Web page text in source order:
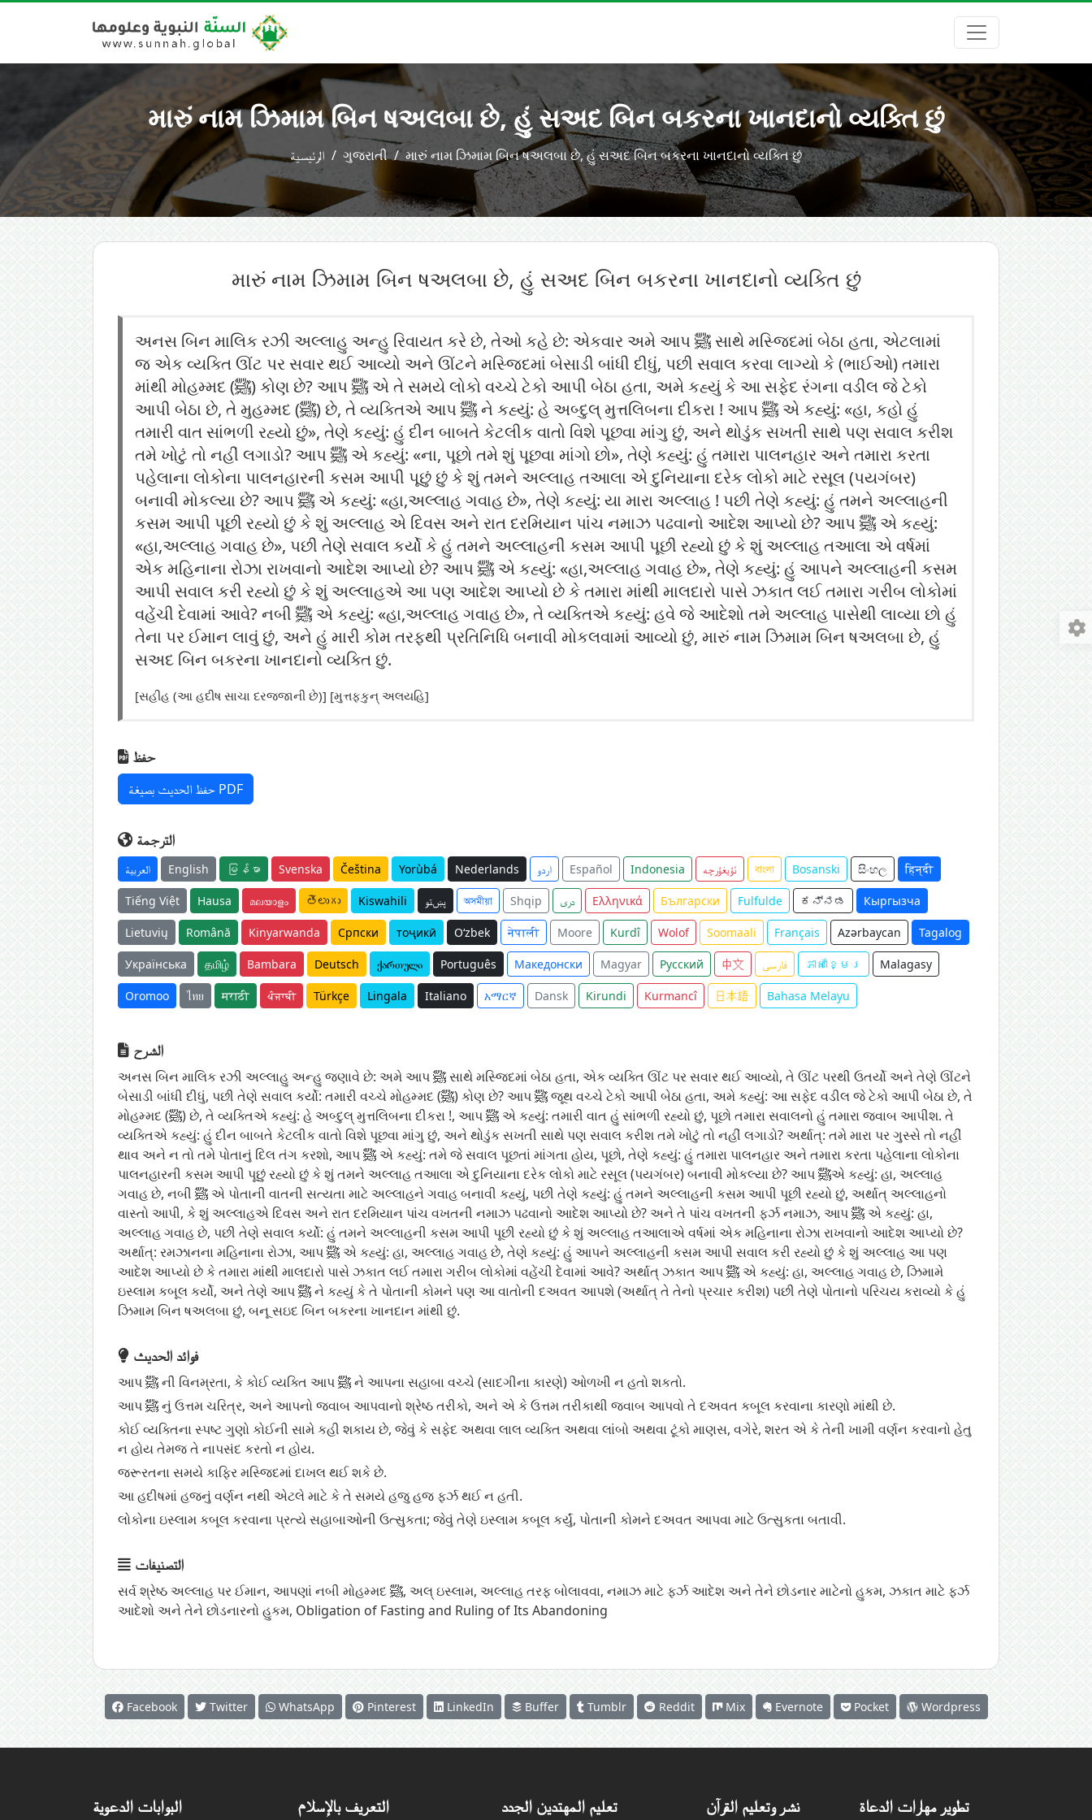
મારું નામ ઝિમામ બિન ષઅલબા છે, હું સઅદ બિન બકરના ખાનદાનો વ્યક્તિ છું
الرئيسية ગુજરાતી મારું નામ ઝિમામ બિન ષઅલબા છે, હું સઅદ બિન બકરના ખાનદાનો વ્યક્તિ છું
મારું નામ ઝિમામ બિન ષઅલબા છે, હું સઅદ બિન બકરના ખાનદાનો વ્યક્તિ છું
અનસ બિન માલિક રઝી અલ્લાહુ અન્હુ રિવાયત કરે છે, તેઓ કહે છે: એકવાર અમે આપ ﷺ સાથે મસ્જિદમાં બેઠા હતા, એટલામાં
જ એક વ્યક્તિ ઊંટ પર સવાર થઈ આવ્યો અને ઊંટને મસ્જિદમાં બેસાડી બાંધી દીધું, પછી સવાલ કરવા લાગ્યો કે (ભાઈઓ) તમારા
માંથી મોહમ્મદ (ﷺ) કોણ છે? આપ ﷺ એ તે સમયે લોકો વચ્ચે ટેકો આપી બેઠા હતા, અમે કહ્યું કે આ સફેદ રંગના વડીલ જે ટેકો
આપી બેઠા છે, તે મુહમ્મદ (ﷺ) છે, તે વ્યક્તિએ આપ ﷺ ને કહ્યું: હે અબ્દુલ્ મુત્તલિબના દીકરા ! આપ ﷺ એ કહ્યું: «હા, કહો હું
તમારી વાત સાંભળી રહ્યો છું», તેણે કહ્યું: હું દીન બાબતે કેટલીક વાતો વિશે પૂછવા માંગુ છું, અને થોડુંક સખતી સાથે પણ સવાલ કરીશ
તમે ખોટું તો નહીં લગાડો? આપ ﷺ એ કહ્યું: «ના, પૂછો તમે શું પૂછવા માંગો છો», તેણે કહ્યું: હું તમારા પાલનહાર અને તમારા કરતા
પહેલાના લોકોના પાલનહારની કસમ આપી પૂછું છું કે શું તમને અલ્લાહ તઆલા એ દુનિયાના દરેક લોકો માટે રસૂલ (પયગંબર)
બનાવી મોકલ્યા છે? આપ ﷺ એ કહ્યું: «હા,અલ્લાહ ગવાહ છે», તેણે કહ્યું: યા મારા અલ્લાહ ! પછી તેણે કહ્યું: હું તમને અલ્લાહની
કસમ આપી પૂછી રહ્યો છું કે શું અલ્લાહ એ દિવસ અને રાત દરમિયાન પાંચ નમાઝ પઢવાનો આદેશ આપ્યો છે? આપ ﷺ એ કહ્યું:
«હા,અલ્લાહ ગવાહ છે», પછી તેણે સવાલ કર્યો કે હું તમને અલ્લાહની કસમ આપી પૂછી રહ્યો છું કે શું અલ્લાહ તઆલા એ વર્ષમાં
એક મહિનાના રોઝા રાખવાનો આદેશ આપ્યો છે? આપ ﷺ એ કહ્યું: «હા,અલ્લાહ ગવાહ છે», તેણે કહ્યું: હું આપને અલ્લાહની કસમ
આપી સવાલ કરી રહ્યો છું કે શું અલ્લાહએ આ પણ આદેશ આપ્યો છે કે તમારા માંથી માલદારો પાસે ઝકાત લઈ તમારા ગરીબ લોકોમાં
વહેંચી દેવામાં આવે? નબી ﷺ એ કહ્યું: «હા,અલ્લાહ ગવાહ છે», તે વ્યક્તિએ કહ્યું: હવે જે આદેશો તમે અલ્લાહ પાસેથી લાવ્યા છો હું
તેના પર ઈમાન લાવું છું, અને હું મારી કોમ તરફથી પ્રતિનિધિ બનાવી મોકલવામાં આવ્યો છું, મારું નામ ઝિમામ બિન ષઅલબા છે, હું
સઅદ બિન બકરના ખાનદાનો વ્યક્તિ છું.
[સહીહ (આ હદીષ સાચા દરજજાની છે)] [મુત્તફકુન્ અલયહિ]
حفظ
حفظ الحديث بصيغة PDF
الترجمة
العربية English မြန်မာ Svenska Čeština Yorùbá Nederlands اردو Español Indonesia ئۇيغۇرچە বাংলা Bosanski සිංහල हिन्दी
Tiếng Việt Hausa മലയാളം తెలుగు Kiswahili پښتو অসমীয়া Shqip دری Ελληνικά Български Fulfulde ಕನ್ನಡ Кыргызча
Lietuvių Română Kinyarwanda Српски тоҷикӣ O‘zbek नेपाली Moore Kurdî Wolof Soomaali Français Azərbaycan Tagalog
Українська தமிழ் Bambara Deutsch ქართული Português Македонски Magyar Русский 中文 فارسی ភាសាខ្មែរ Malagasy
Oromoo ไทย मराठी ਪੰਜਾਬੀ Türkçe Lingala Italiano አማርኛ Dansk Kirundi Kurmancî 日本語 Bahasa Melayu
الشرح
અનસ બિન માલિક રઝી અલ્લાહુ અન્હુ જણાવે છે: અમે આપ ﷺ સાથે મસ્જિદમાં બેઠા હતા, એક વ્યક્તિ ઊંટ પર સવાર થઈ આવ્યો, તે ઊંટ પરથી ઉતર્યો અને તેણે ઊંટને
બેસાડી બાંધી દીધું, પછી તેણે સવાલ કર્યો: તમારી વચ્ચે મોહમ્મદ (ﷺ) કોણ છે? આપ ﷺ જૂથ વચ્ચે ટેકો આપી બેઠા હતા, અમે કહ્યું: આ સફેદ વડીલ જે ટેકો આપી બેઠા છે, તે
મોહમ્મદ (ﷺ) છે, તે વ્યક્તિએ કહ્યું: હે અબ્દુલ્ મુત્તલિબના દીકરા !, આપ ﷺ એ કહ્યું: તમારી વાત હું સાંભળી રહ્યો છું, પૂછો તમારા સવાલનો હું તમારા જવાબ આપીશ. તે
વ્યક્તિએ કહ્યું: હું દીન બાબતે કેટલીક વાતો વિશે પૂછવા માંગુ છું, અને થોડુંક સખતી સાથે પણ સવાલ કરીશ તમે ખોટું તો નહીં લગાડો? અર્થાત્: તમે મારા પર ગુસ્સે તો નહીં
થાવ અને ન તો તમે પોતાનું દિલ તંગ કરશો, આપ ﷺ એ કહ્યું: તમે જે સવાલ પૂછતાં માંગતા હોય, પૂછો, તેણે કહ્યું: હું તમારા પાલનહાર અને તમારા કરતા પહેલાના લોકોના
પાલનહારની કસમ આપી પૂછું રહ્યો છું કે શું તમને અલ્લાહ તઆલા એ દુનિયાના દરેક લોકો માટે રસૂલ (પયગંબર) બનાવી મોકલ્યા છે? આપ ﷺએ કહ્યું: હા, અલ્લાહ
ગવાહ છે, નબી ﷺ એ પોતાની વાતની સત્યતા માટે અલ્લાહને ગવાહ બનાવી કહ્યું, પછી તેણે કહ્યું: હું તમને અલ્લાહની કસમ આપી પૂછી રહ્યો છું, અર્થાત્ અલ્લાહનો
વાસ્તો આપી, કે શું અલ્લાહએ દિવસ અને રાત દરમિયાન પાંચ વખતની નમાઝ પઢવાનો આદેશ આપ્યો છે? અને તે પાંચ વખતની ફર્ઝ નમાઝ, આપ ﷺ એ કહ્યું: હા,
અલ્લાહ ગવાહ છે, પછી તેણે સવાલ કર્યો: હું તમને અલ્લાહની કસમ આપી પૂછી રહ્યો છું કે શું અલ્લાહ તઆલાએ વર્ષમાં એક મહિનાના રોઝા રાખવાનો આદેશ આપ્યો છે?
અર્થાત્: રમઝાનના મહિનાના રોઝા, આપ ﷺ એ કહ્યું: હા, અલ્લાહ ગવાહ છે, તેણે કહ્યું: હું આપને અલ્લાહની કસમ આપી સવાલ કરી રહ્યો છું કે શું અલ્લાહ આ પણ
આદેશ આપ્યો છે કે તમારા માંથી માલદારો પાસે ઝકાત લઈ તમારા ગરીબ લોકોમાં વહેંચી દેવામાં આવે? અર્થાત્ ઝકાત આપ ﷺ એ કહ્યું: હા, અલ્લાહ ગવાહ છે, ઝિમામે
ઇસ્લામ કબૂલ કર્યો, અને તેણે આપ ﷺ ને કહ્યું કે તે પોતાની કોમને પણ આ વાતોની દઅવત આપશે (અર્થાત્ તે તેનો પ્રચાર કરીશ) પછી તેણે પોતાનો પરિચય કરાવ્યો કે હું
ઝિમામ બિન ષઅલબા છું, બનૂ સઇદ બિન બકરના ખાનદાન માંથી છું.
فوائد الحديث
આપ ﷺ ની વિનમ્રતા, કે કોઈ વ્યક્તિ આપ ﷺ ને આપના સહાબા વચ્ચે (સાદગીના કારણે) ઓળખી ન હતો શકતો.
આપ ﷺ નું ઉત્તમ ચરિત્ર, અને આપનો જવાબ આપવાનો શ્રેષ્ઠ તરીકો, અને એ કે ઉત્તમ તરીકાથી જવાબ આપવો તે દઅવત કબૂલ કરવાના કારણો માંથી છે.
કોઈ વ્યક્તિના સ્પષ્ટ ગુણો કોઈની સામે કહી શકાય છે, જેવું કે સફેદ અથવા લાલ વ્યક્તિ અથવા લાંબો અથવા ટૂંકો માણસ, વગેરે, શરત એ કે તેની ખામી વર્ણન કરવાનો હેતુ
ન હોય તેમજ તે નાપસંદ કરતો ન હોય.
જરૂરતના સમયે કાફિર મસ્જિદમાં દાખલ થઈ શકે છે.
આ હદીષમાં હજનું વર્ણન નથી એટલે માટે કે તે સમયે હજુ હજ ફર્ઝ થઈ ન હતી.
લોકોના ઇસ્લામ કબૂલ કરવાના પ્રત્યે સહાબાઓની ઉત્સુકતા; જેવું તેણે ઇસ્લામ કબૂલ કર્યું, પોતાની કોમને દઅવત આપવા માટે ઉત્સુકતા બતાવી.
التصنيفات
સર્વ શ્રેષ્ઠ અલ્લાહ પર ઈમાન, આપણાં નબી મોહમ્મદ ﷺ, અલ્ ઇસ્લામ, અલ્લાહ તરફ બોલાવવા, નમાઝ માટે ફર્ઝ આદેશ અને તેને છોડનાર માટેનો હુકમ, ઝકાત માટે ફર્ઝ
આદેશો અને તેને છોડનારનો હુકમ, Obligation of Fasting and Ruling of Its Abandoning
Facebook Twitter WhatsApp Pinterest LinkedIn Buffer Tumblr Reddit Mix Evernote Pocket Wordpress
البوابات الدعوية التعريف بالإسلام تعليم المهتدين الجدد نشر وتعليم القرآن تطوير مهارات الدعاة